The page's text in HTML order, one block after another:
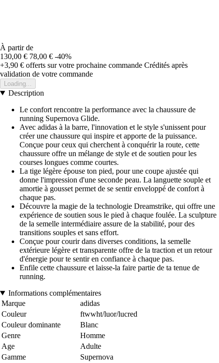
À partir de
130,00 € 78,00 € -40%
+3,90 € offerts sur votre prochaine commande Crédités après
validation de votre commande
Loading...
Description
Le confort rencontre la performance avec la chaussure de
running Supernova Glide.
Avec adidas à la barre, l'innovation et le style s'unissent pour
créer une chaussure qui inspire et apporte de la puissance.
Conçue pour ceux qui cherchent à conquérir la route, cette
chaussure offre un mélange de style et de soutien pour les
courses longues comme courtes.
La tige légère épouse ton pied, pour une coupe ajustée qui
donne l'impression d'une seconde peau. La languette souple et
amortie à gousset permet de se sentir enveloppé de confort à
chaque pas.
Découvre la magie de la technologie Dreamstrike, qui offre une
expérience de soutien sous le pied à chaque foulée. La sculpture
de la semelle intermédiaire assure de la stabilité, pour des
transitions souples et sans effort.
Conçue pour courir dans diverses conditions, la semelle
extérieure légère et transparente offre de la traction et un retour
d'énergie pour te sentir en confiance à chaque pas.
Enfile cette chaussure et laisse-la faire partie de ta tenue de
running.
Informations complémentaires
Marque
adidas
Couleur
ftwwht/luor/lucred
Couleur dominante
Blanc
Genre
Homme
Age
Adulte
Gamme
Supernova